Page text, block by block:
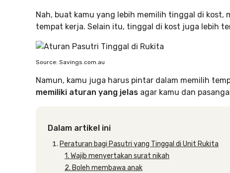
Nah, buat kamu yang lebih memilih tinggal di kost,
tempat kerja. Selain itu, tinggal di kost juga lebih
Source: Savings.com.au
Namun, kamu juga harus pintar dalam memilih
memiliki aturan yang jelas agar kamu dan
Dalam artikel ini
Peraturan bagi Pasutri yang Tinggal di Unit Rukita
1. Wajib menyertakan surat nikah
2. Boleh membawa anak